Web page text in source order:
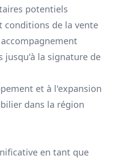
potentiels
conditions de la vente
jusqu'à la signature de
et à l'expansion
dans la région
en tant que